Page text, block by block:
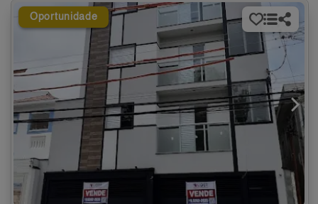
Oportunidade